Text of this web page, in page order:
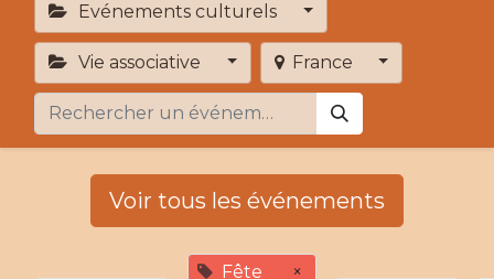
Evénements culturels
Vie associative France
Voir tous les événements
Fête
×